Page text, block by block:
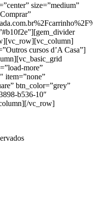
size=”medium”
cursos d’A Casa”]
more”
item=”none”
btn_color=”grey”
b536-10″
vc_row]